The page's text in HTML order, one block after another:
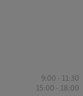
9:00 - 11:30
15:00 - 18:00